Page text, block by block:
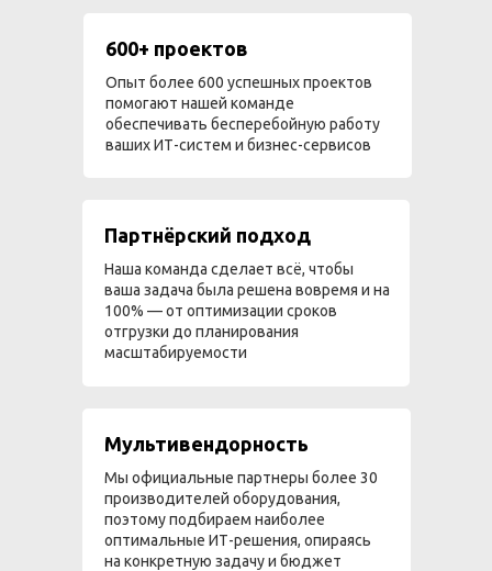
600+ проектов
Опыт более 600 успешных проектов
помогают нашей команде
обеспечивать бесперебойную работу
ваших ИТ-систем и бизнес-сервисов
Мультивендорность
Мы официальные партнеры более 30
производителей оборудования,
поэтому подбираем наиболее
оптимальные ИТ-решения, опираясь
на конкретную задачу и бюджет
Партнёрский подход
Наша команда сделает всё, чтобы
ваша задача была решена вовремя и на
100% — от оптимизации сроков
отгрузки до планирования
масштабируемости